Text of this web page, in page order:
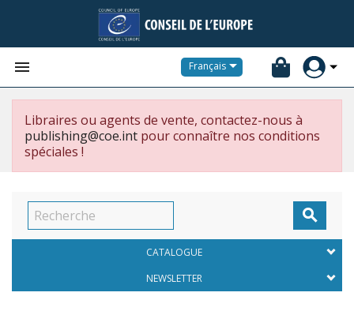
 Français
Libraires ou agents de vente, contactez-nous à
publishing@coe.int pour connaître nos conditions
spéciales !

CATALOGUE
NEWSLETTER